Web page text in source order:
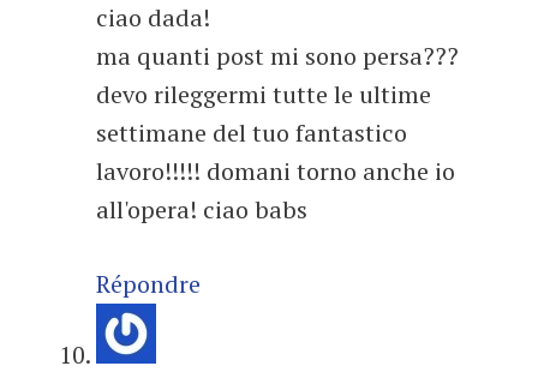
ciao dada!
ma quanti post mi sono persa???
devo rileggermi tutte le ultime
settimane del tuo fantastico
lavoro!!!!! domani torno anche io
all'opera! ciao babs
Répondre